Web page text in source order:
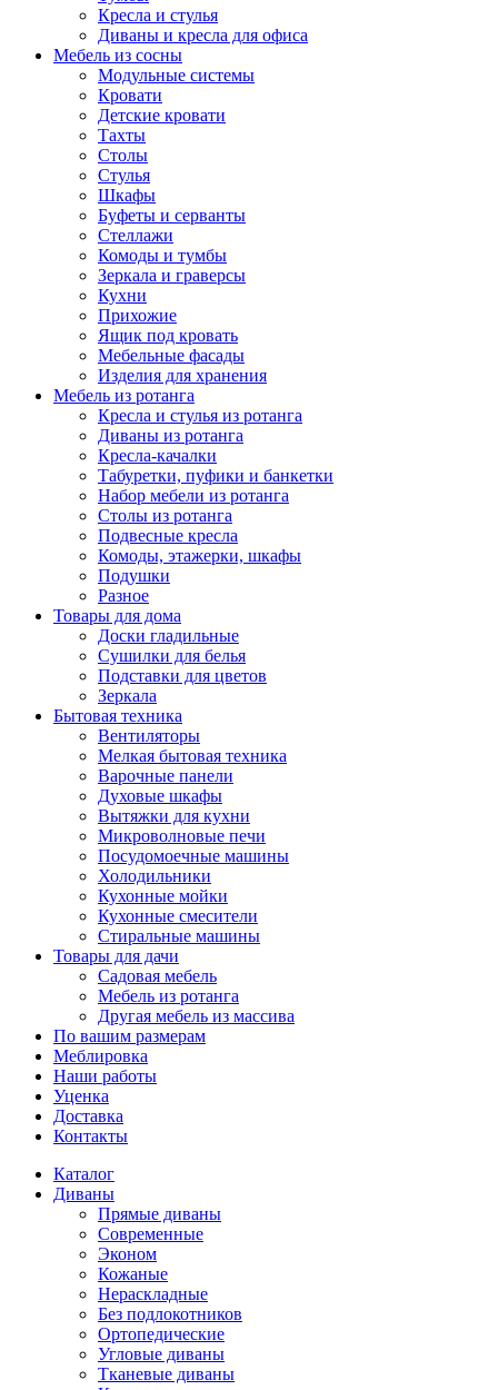
Кресла и стулья
Диваны и кресла для офиса
Мебель из сосны
Модульные системы
Кровати
Детские кровати
Тахты
Столы
Стулья
Шкафы
Буфеты и серванты
Стеллажи
Комоды и тумбы
Зеркала и граверсы
Кухни
Прихожие
Ящик под кровать
Мебельные фасады
Изделия для хранения
Мебель из ротанга
Кресла и стулья из ротанга
Диваны из ротанга
Кресла-качалки
Табуретки, пуфики и банкетки
Набор мебели из ротанга
Столы из ротанга
Подвесные кресла
Комоды, этажерки, шкафы
Подушки
Разное
Товары для дома
Доски гладильные
Сушилки для белья
Подставки для цветов
Зеркала
Бытовая техника
Вентиляторы
Мелкая бытовая техника
Варочные панели
Духовые шкафы
Вытяжки для кухни
Микроволновые печи
Посудомоечные машины
Холодильники
Кухонные мойки
Кухонные смесители
Стиральные машины
Товары для дачи
Садовая мебель
Мебель из ротанга
Другая мебель из массива
По вашим размерам
Меблировка
Наши работы
Уценка
Доставка
Контакты
Каталог
Диваны
Прямые диваны
Современные
Эконом
Кожаные
Нераскладные
Без подлокотников
Ортопедические
Угловые диваны
Тканевые диваны